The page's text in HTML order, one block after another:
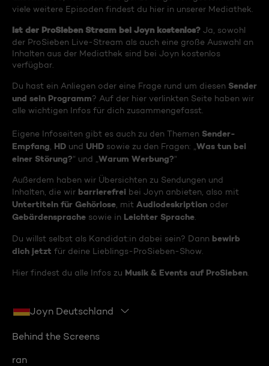
viele weitere Episoden findest du hier in unserer Mediathek.
Ist der ProSieben Stream bei Joyn kostenlos? Ja, sowohl
der ProSieben Live-Stream als auch eine große Auswahl an
Inhalten aus der Mediathek sind bei Joyn kostenlos
verfügbar.
Du hast ein Anliegen oder eine Frage rund um diesen Sender
und sein Programm? Auf der hier verlinkten Seite haben wir
alle wichtigen Infos für dich zusammengefasst.
Eigene Infoseiten gibt es auch zu den Themen Sender-
Empfang HD und UHD sowie zu den Fragen: „ Was tun bei
einer Störung?“ und „ Warum Werbung?“
Außerdem haben wir Übersichten zu Sendungen und
Inhalten, die wir barrierefrei bei Joyn anbieten, also mit
Untertiteln für Gehörlose , mit Audiodeskription oder
Gebärdensprache sowie in Leichter Sprache
Du willst selbst als Kandidat:in dabei sein? Dann bewirb
dich jetzt für deine Lieblings-ProSieben-Show.
Hier findest du alle Infos zu Musik & Events auf ProSieben
Joyn Deutschland
Behind the Screens
ran